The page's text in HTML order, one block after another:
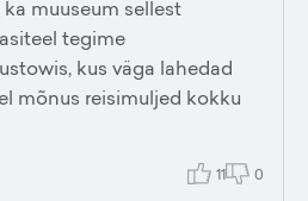
muuseum sellest
tegime
kus väga lahedad
mõnus reisimuljed kokku
11 0